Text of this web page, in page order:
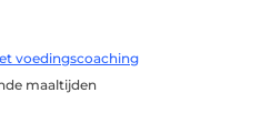
voedingscoaching
maaltijden